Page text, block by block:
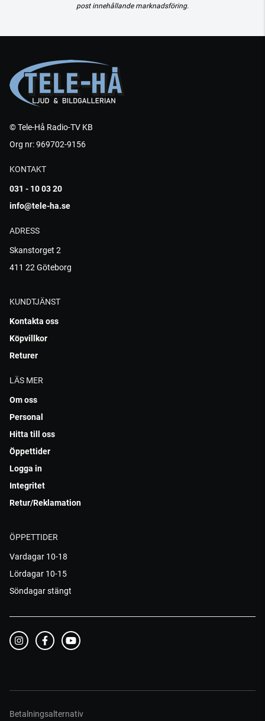
post innehållande marknadsföring.
© Tele-Hå Radio-TV KB
Org nr: 969702-9156
KONTAKT
031 - 10 03 20
info@tele-ha.se
ADRESS
Skanstorget 2
411 22 Göteborg
KUNDTJÄNST
Kontakta oss
Köpvillkor
Returer
LÄS MER
Om oss
Personal
Hitta till oss
Öppettider
Logga in
Integritet
Retur/Reklamation
ÖPPETTIDER
Vardagar 10-18
Lördagar 10-15
Söndagar stängt
Betalningsalternativ